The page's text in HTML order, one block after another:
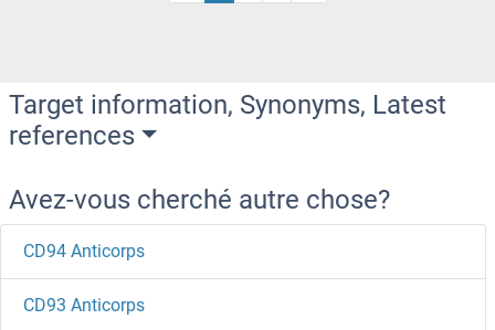
Target information, Synonyms, Latest
references
Avez-vous cherché autre chose?
CD94 Anticorps
CD93 Anticorps